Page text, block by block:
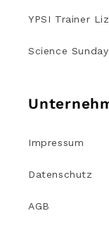
YPSI Trainer
Science
Impressum
Datenschutz
AGB